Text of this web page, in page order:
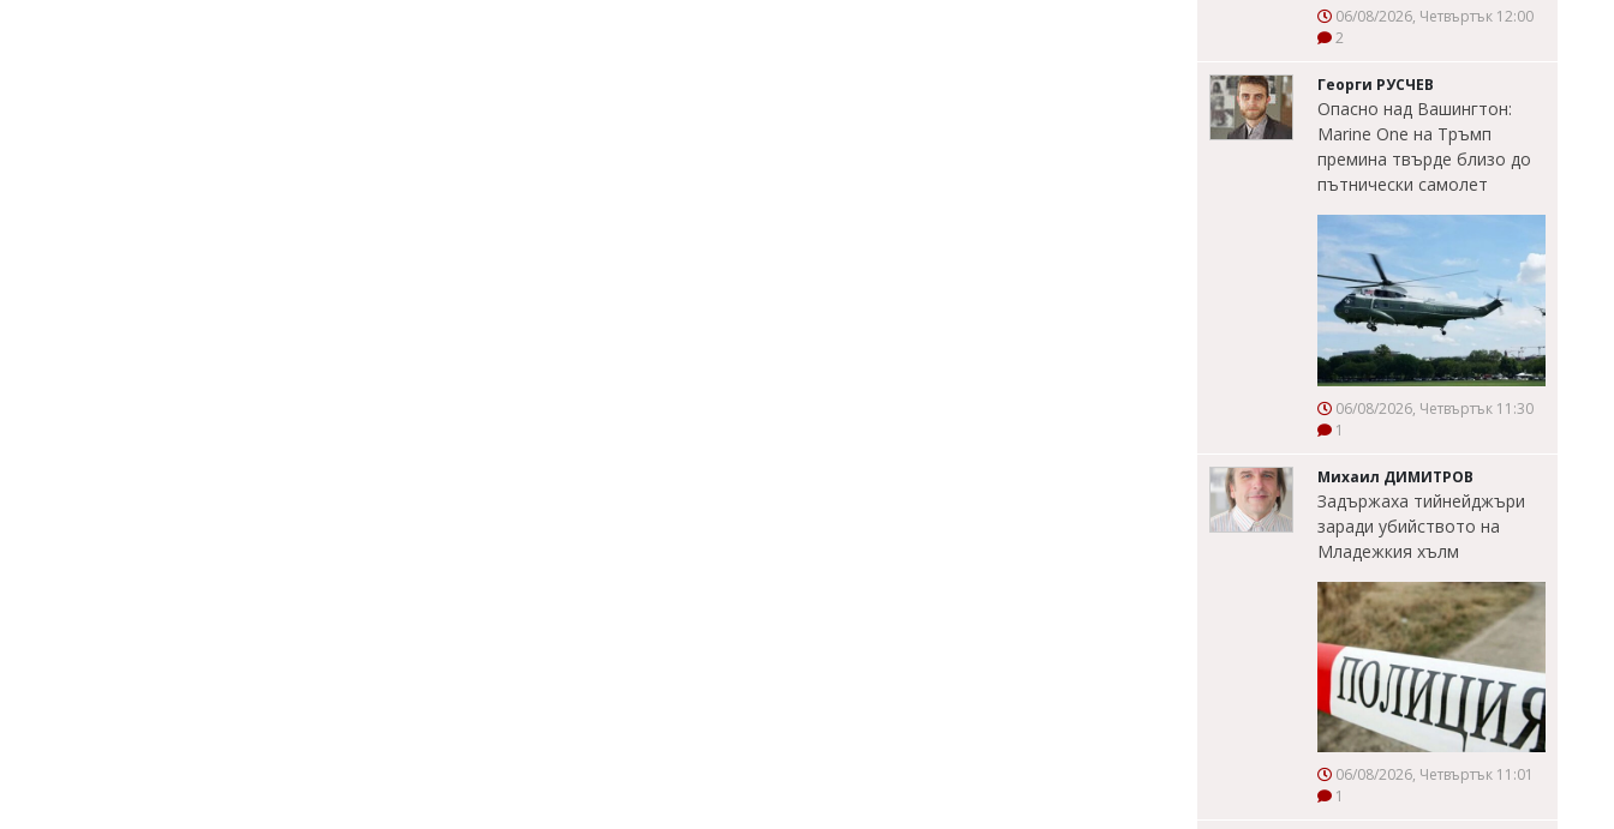
06/08/2026, Четвъртък 12:00
2
Георги РУСЧЕВ
Опасно над Вашингтон:
Marine One на Тръмп
премина твърде близо до
пътнически самолет
06/08/2026, Четвъртък 11:30
1
Михаил ДИМИТРОВ
Задържаха тийнейджъри
заради убийството на
Младежкия хълм
06/08/2026, Четвъртък 11:01
1